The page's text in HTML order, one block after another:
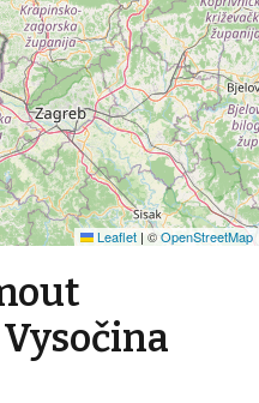
Leaflet | ©OpenStreetMap